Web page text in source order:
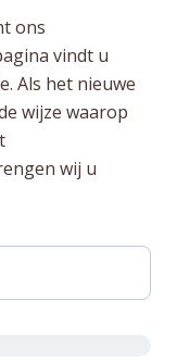
ons
vindt u
Als het nieuwe
wijze waarop
wij u